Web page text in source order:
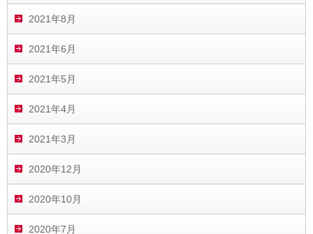
2021年8月
2021年6月
2021年5月
2021年4月
2021年3月
2020年12月
2020年10月
2020年7月